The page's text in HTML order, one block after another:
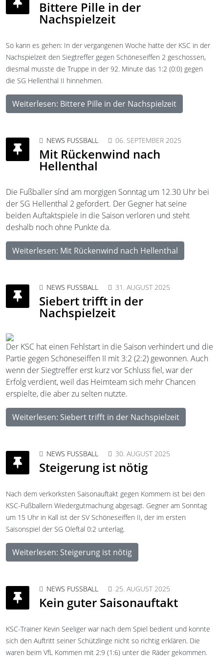
Bittere Pille in der
Nachspielzeit
So kann es gehen: In der vergangenen Woche hatte der KSC in der
Nachspielzeit den Siegtreffer gegen Schöneseiffen 2 geschossen,
diesmal musste die Truppe in der 92. Minute das 1:2 (0:0) gegen
die SG Hellenthal II hinnehmen.
Weiterlesen: Bittere Pille in der Nachspielzeit
NEWS FUSSBALL 06. SEPTEMBER 2025
Mit Rückenwind nach
Hellenthal
Die Fußballer sínd am morgigen Sonntag um 12.30 Uhr bei
der SG Hellenthal 2 gefordert. Der Gegner hat seine
beiden Auftaktspiele in die Saison verloren und steht
deshalb noch ohne Punkte da.
Weiterlesen: Mit Rückenwind nach Hellenthal
NEWS FUSSBALL 31. AUGUST 2025
Siebert trifft in der
Nachspielzeit
Der KSC hat einen Fehlstart in die Saison verhindert und die
Partie gegen Schöneseiffen II mit 3:2 (2:2) gewonnen. Auch
wenn der Siegtreffer erst kurz vor Schluss fiel, war der
Erfolg verdient, weil das Heimteam sich mehr Chancen
erspielte, die aber zu selten nutzte.
Weiterlesen: Siebert trifft in der Nachspielzeit
NEWS FUSSBALL 30. AUGUST 2025
Steigerung ist nötig
Nach dem verkorksten Saisonauftakt gegen Kommern ist bei den
KSC-Fußballern Wiedergutmachung abgesagt. Gegner am Sonntag
um 15 Uhr in Kall ist der SV Schöneseiffen II, der im ersten
Saisonspiel der SG Oleftal 0:2 unterlag.
Weiterlesen: Steigerung ist nötig
NEWS FUSSBALL 25. AUGUST 2025
Kein guter Saisonauftakt
KSC-Trainer Kevin Seeliger war nach dem Spiel bedient und konnte
sich den Auftritt seiner Schützlinge nicht so richtig erklären. Die
waren beim VfL Kommen mit 2:9 (1:6) unter die Räder gekommen.